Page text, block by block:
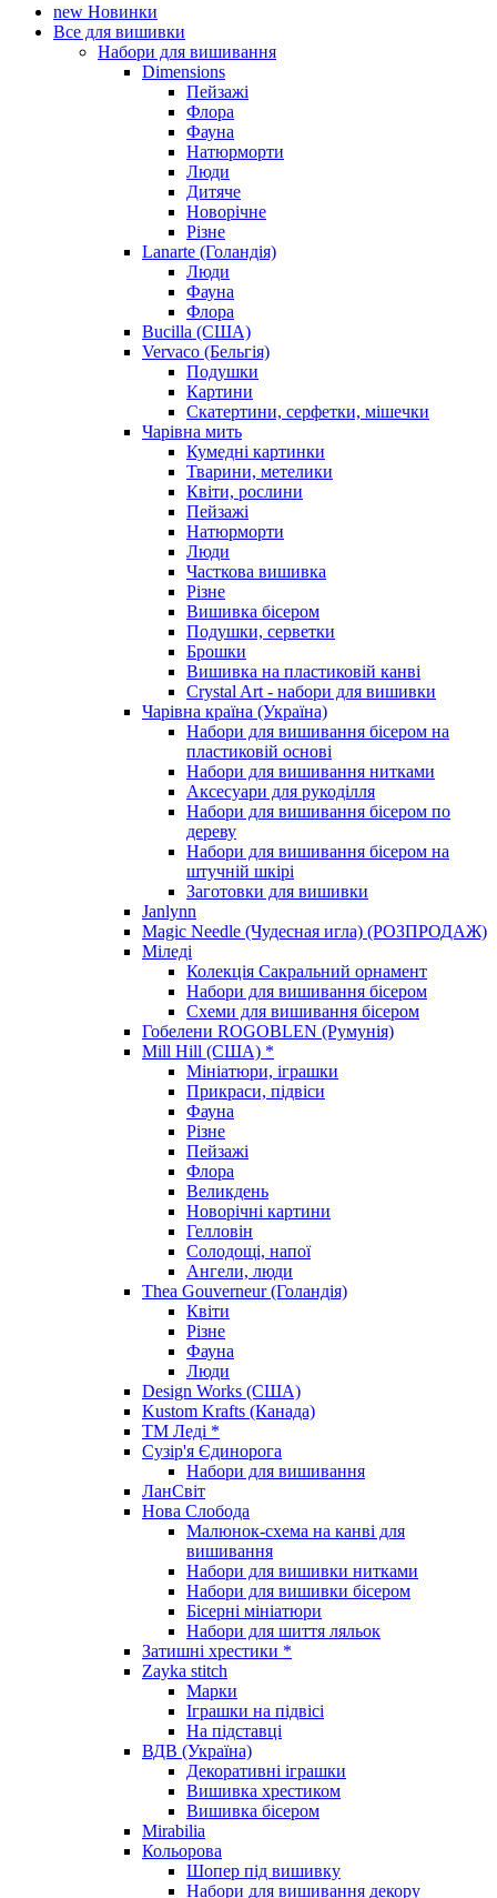
new Новинки
Все для вишивки
Набори для вишивання
Dimensions
Пейзажі
Флора
Фауна
Натюрморти
Люди
Дитяче
Новорічне
Різне
Lanarte (Голандія)
Люди
Фауна
Флора
Bucilla (США)
Vervaco (Бельгія)
Подушки
Картини
Скатертини, серфетки, мішечки
Чарiвна мить
Кумедні картинки
Тварини, метелики
Квіти, рослини
Пейзажі
Натюрморти
Люди
Часткова вишивка
Різне
Вишивка бісером
Подушки, серветки
Брошки
Вишивка на пластиковій канві
Crystal Art - набори для вишивки
Чарівна країна (Україна)
Набори для вишивання бісером на
пластиковій основі
Набори для вишивання нитками
Аксесуари для рукоділля
Набори для вишивання бісером по
дереву
Набори для вишивання бісером на
штучній шкірі
Заготовки для вишивки
Janlynn
Magic Needle (Чудесная игла) (РОЗПРОДАЖ)
Міледі
Колекція Сакральний орнамент
Набори для вишивання бісером
Схеми для вишивання бісером
Гобелени ROGOBLEN (Румунія)
Mill Hill (США) *
Мініатюри, іграшки
Прикраси, підвіси
Фауна
Різне
Пейзажі
Флора
Великдень
Новорічні картини
Гелловін
Солодощі, напої
Ангели, люди
Thea Gouverneur (Голандія)
Квіти
Різне
Фауна
Люди
Design Works (США)
Kustom Krafts (Канада)
ТМ Леді *
Сузір'я Єдинорога
Набори для вишивання
ЛанСвіт
Нова Слобода
Малюнок-схема на канві для
вишивання
Набори для вишивки нитками
Набори для вишивки бісером
Бісерні мініатюри
Набори для шиття ляльок
Затишні хрестики *
Zayka stitch
Марки
Іграшки на підвісі
На підставці
ВДВ (Україна)
Декоративні іграшки
Вишивка хрестиком
Вишивка бісером
Mirabilia
Кольорова
Шопер під вишивку
Набори для вишивання декору